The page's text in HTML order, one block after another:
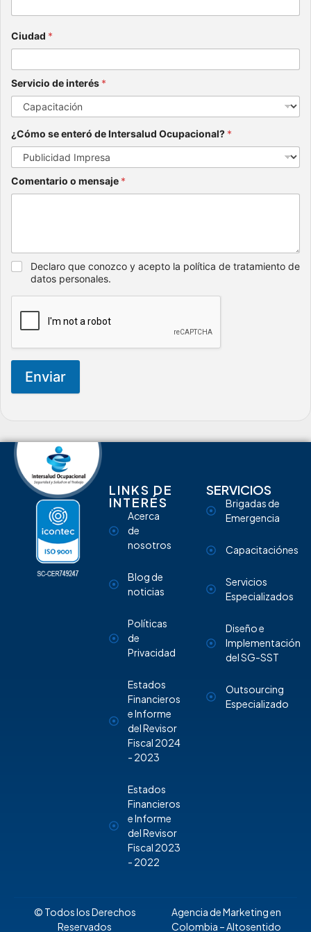
Ciudad *
Servicio de interés *
¿Cómo se enteró de Intersalud Ocupacional? *
Comentario o mensaje *
Declaro que conozco y acepto la política de tratamiento de
datos personales.
Enviar
LINKS DE
INTERÉS
Acerca
de
nosotros
Blog de
noticias
Políticas
de
Privacidad
Estados
Financieros
e Informe
del Revisor
Fiscal 2024
- 2023
Estados
Financieros
e Informe
del Revisor
Fiscal 2023
- 2022
SERVICIOS
Brigadas de
Emergencia
Capacitaciónes
Servicios
Especializados
Diseño e
Implementación
del SG-SST
Outsourcing
Especializado
© Todos los Derechos
Reservados
Agencia de Marketing en
Colombia – Altosentido